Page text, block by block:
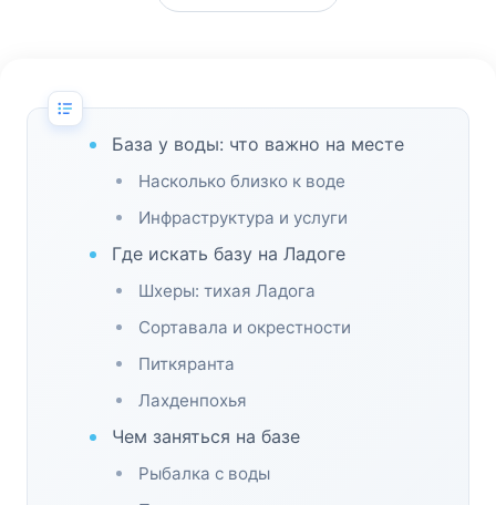
База у воды: что важно на месте
Насколько близко к воде
Инфраструктура и услуги
Где искать базу на Ладоге
Шхеры: тихая Ладога
Сортавала и окрестности
Питкяранта
Лахденпохья
Чем заняться на базе
Рыбалка с воды